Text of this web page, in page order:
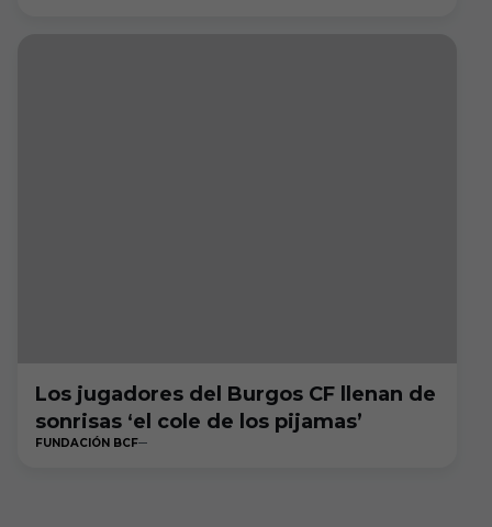
Los jugadores del Burgos CF llenan de
sonrisas ‘el cole de los pijamas’
FUNDACIÓN BCF